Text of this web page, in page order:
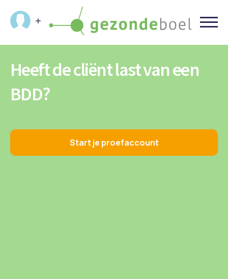
Heeft de cliënt last van een
BDD?
Start je proefaccount